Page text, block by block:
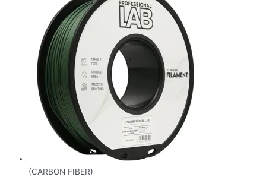
(CARBON FIBER)